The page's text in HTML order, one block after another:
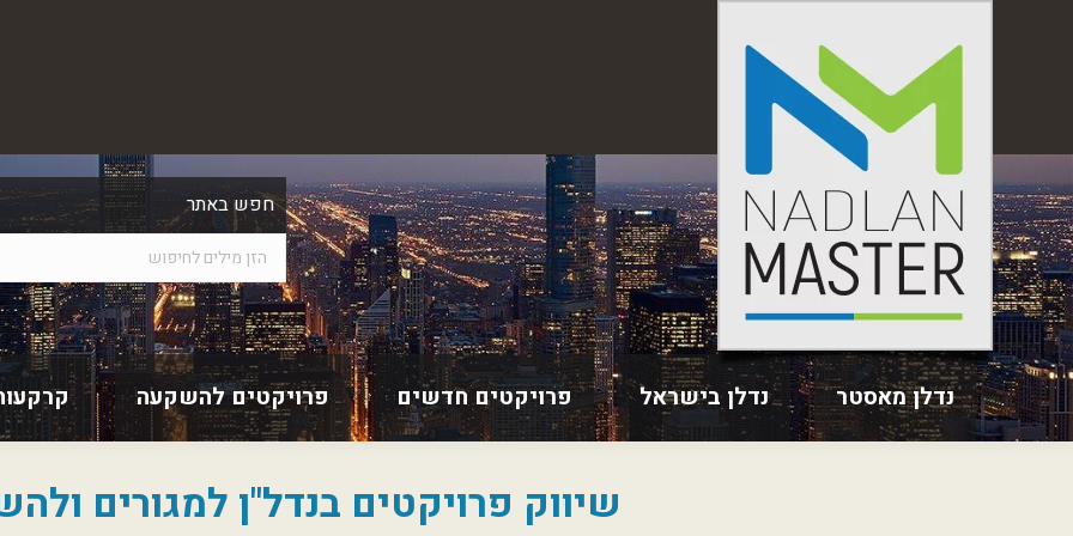
חפש באתר
נדלן מאסטר נדלן בישראל פרויקטים חדשים פרויקטים להשקעה
שיווק פרויקטים בנדל"ן למגורים